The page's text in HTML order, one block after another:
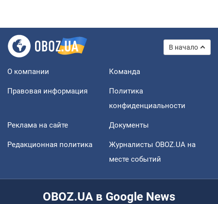
В начало
О компании Команда
Правовая информация
Политика
конфиденциальности
Реклама на сайте Документы
Редакционная политика
Журналисты OBOZ.UA на
месте событий
OBOZ.UA в Google News